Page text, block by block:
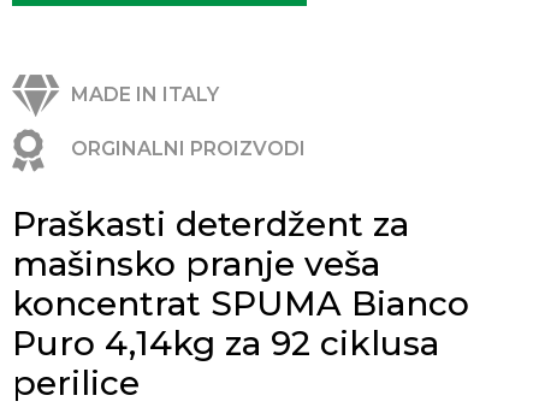
MADE IN ITALY
ORGINALNI PROIZVODI
Praškasti deterdžent za
mašinsko pranje veša
koncentrat SPUMA Bianco
Puro 4,14kg za 92 ciklusa
perilice